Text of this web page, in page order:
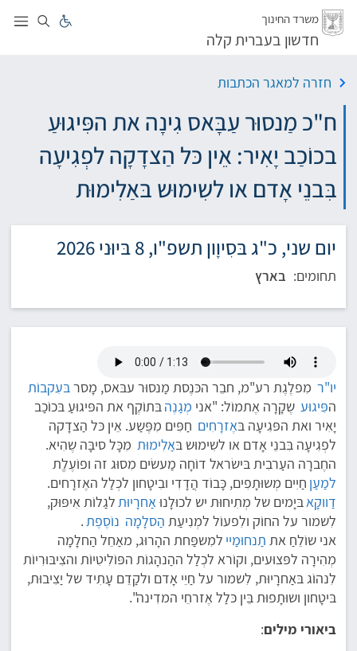
דלג
משרד החינוך
חדשון בעברית קלה
חזרה למאגר הכתבות
ח"כ מַנסוּר עַבָּאס גִינָה את הפִּיגוּעַ
בכוֹכַב יָאִיר: אֵין כּל הַצדָקָה לפְגִיעָה
בִּבנֵי אָדם או לשִימוּש בּאַלִימוּת
יום שני, כ"ג בּסִיוָון תשפ"ו, 8 בּיוּני 2026
תחומים: בארץ
יו"ר מִפלֶגֶת רע"מ, חבֵר הכּנֶסת מַנסוּר עבּאס, מָסרבּעִקבוֹת
הפִּיגוּע שֶקָרָה אֶתמוֹל: "אני מְגַנֶהבּתוֹקֶף את הפּיגוּעַ בּכוֹכַב
יָאִיר ואת הפּגִיעָה בּאֶזרָחִים חַפִּים מִפֶּשַע. אֵין כּל הַצדָקה
לפְגִיעָה בִּבנֵי אָדם או לשִימוּש בּאַלִימוּת מִכָּל סיבָּה שֶהִיא.
החֶברָה העַרבִית בּישׂראל דוֹחָה מַעשׂים מִסוּג זה ופוֹעֶלֶת
למַעַן חַיִים מְשוּתָפִים, כָּבוֹד הֲדָדִי ובִיטָחון לכְלַל האֶזרָחים.
דַווקָאבּיָמים של מְתִיחוּת יש לכוּלָנוּאַחרָיוּתלגַלוֹת אִיפּוּק,
לִשמור על החוֹק ולִפעוֹל למְנִיעַת הַסלָמָה נוֹסֶפֶת.
אני שוֹלֵחַ את תַנחוּמַיי למִשפַּחת ההָרוּג, מאַחֵל הַחלָמָה
מְהִירָה לפּצוּעים, וקוֹרא לכְלַל ההַנהָגוֹת הפּוֹלִיטִיוֹת והצִיבּוּרִיוֹת
לִנהוֹג בּאַחרָיוּת, לִשמור על חַיֵי אָדם ולקַדֵם עָתִיד של יַצִיבוּת,
בּיטָחון ושוּתָפוּת בֵּין כּלַל אֶזרחֵי המדִינה".
ביאורי מילים: